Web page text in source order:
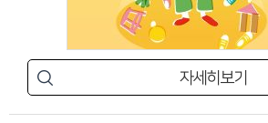
자세히보기